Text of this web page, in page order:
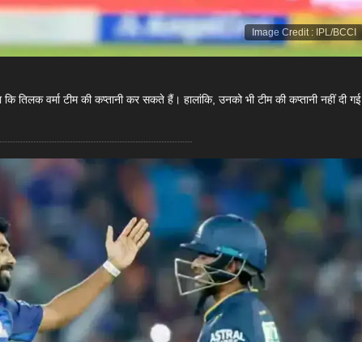
Image Credit: IPL/BCCI
कि तिलक वर्मा टीम की कप्तानी कर सकते हैं। हालांकि, उनको भी टीम की कप्तानी नहीं दी गई